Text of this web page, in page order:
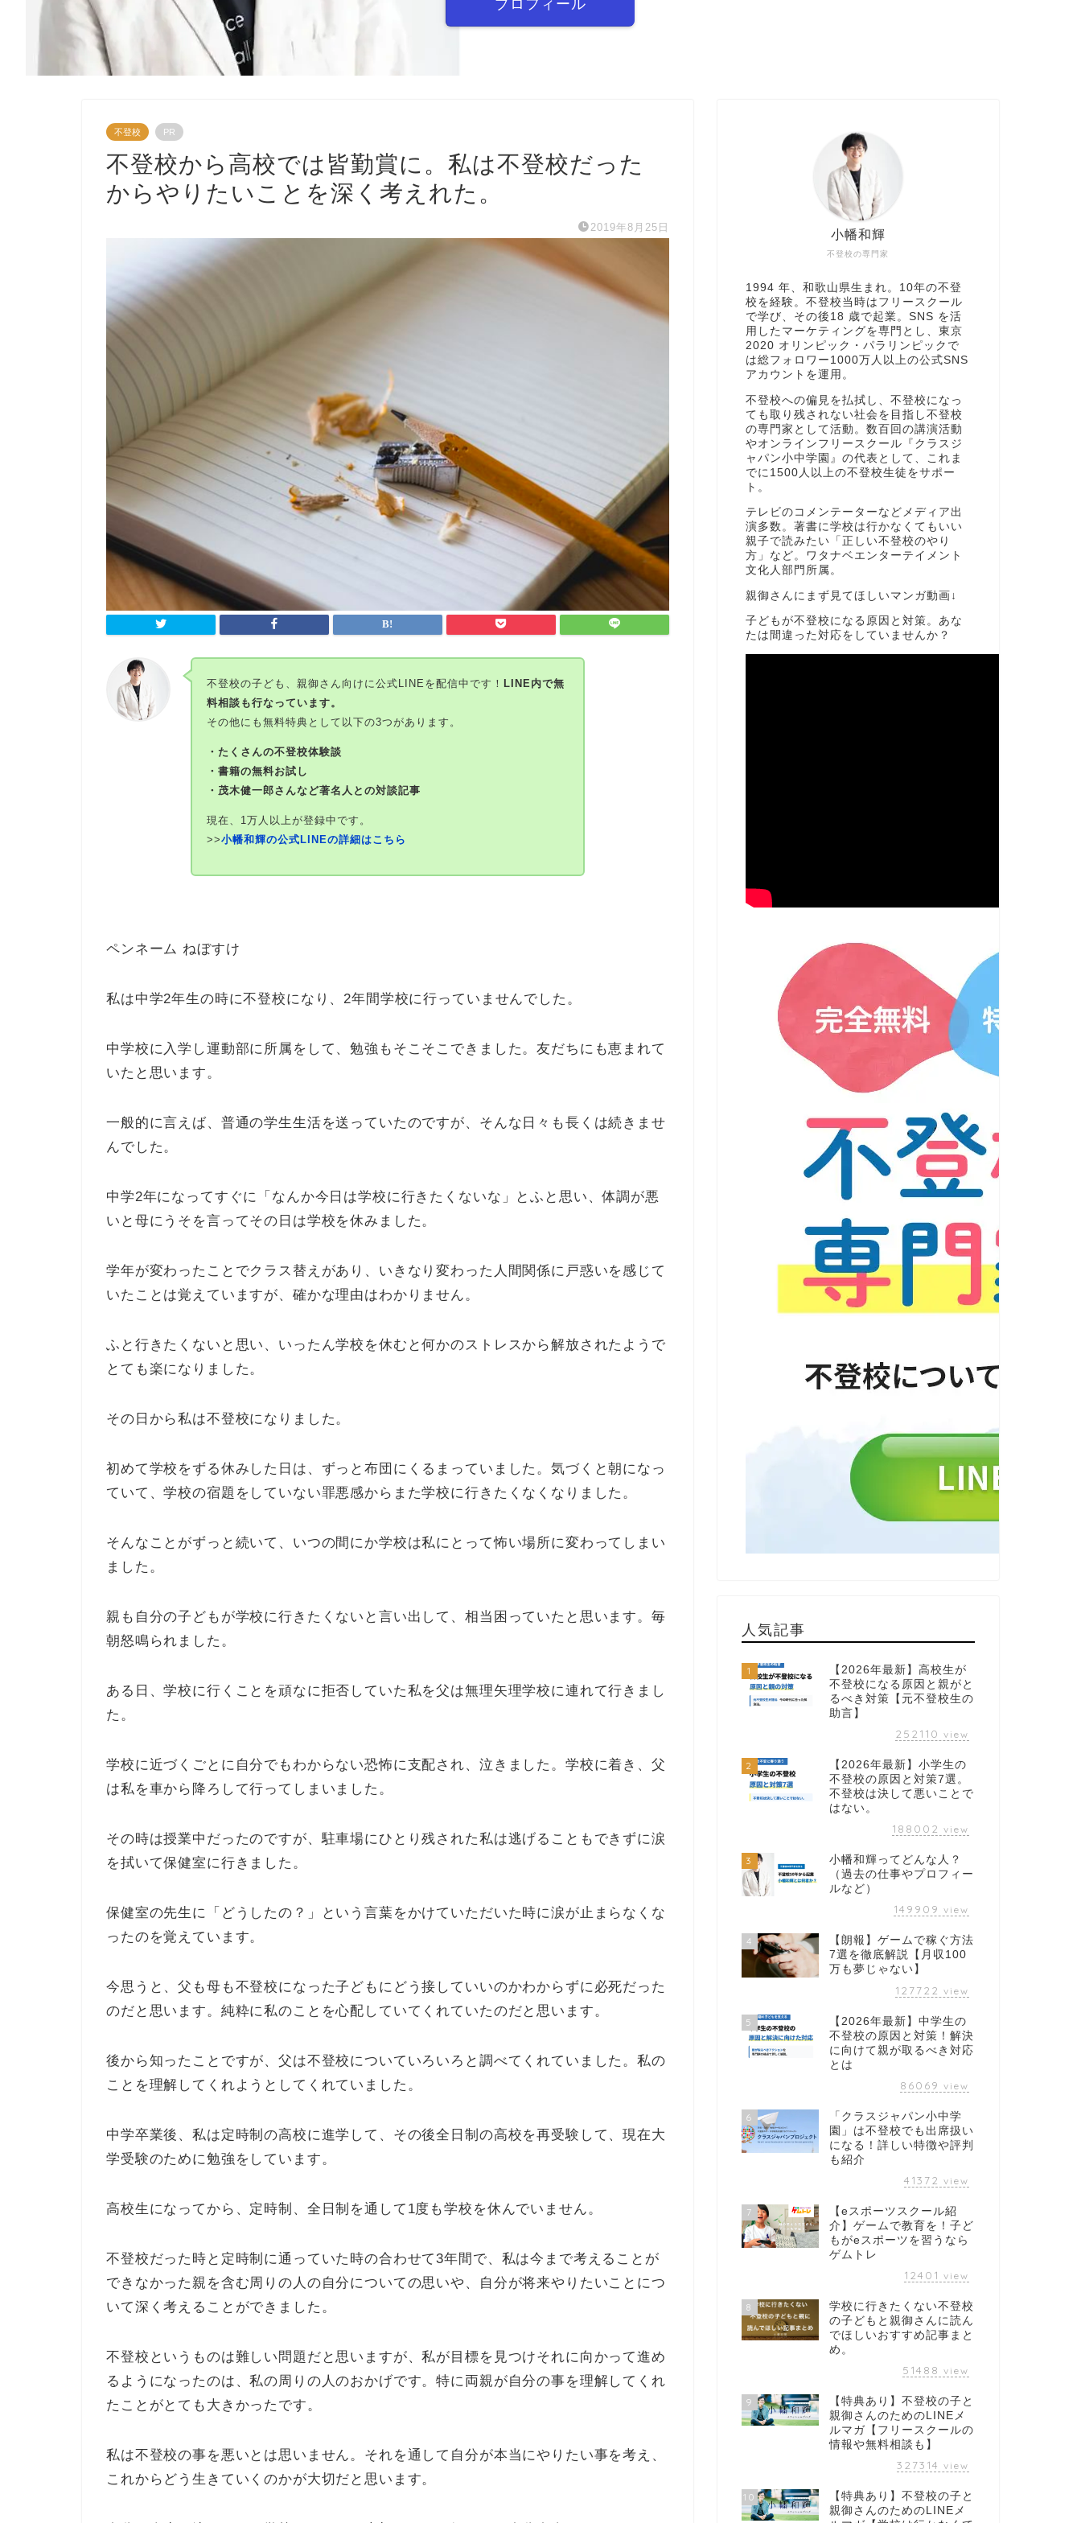
プロフィール
不登校 PR
不登校から高校では皆勤賞に。私は不登校だった
からやりたいことを深く考えれた。
2019年8月25日
不登校の子ども、親御さん向けに公式LINEを配信中です！LINE内で無
料相談も行なっています。
その他にも無料特典として以下の3つがあります。
・たくさんの不登校体験談
・書籍の無料お試し
・茂木健一郎さんなど著名人との対談記事
現在、1万人以上が登録中です。
>>小幡和輝の公式LINEの詳細はこちら
ペンネーム ねぼすけ
私は中学2年生の時に不登校になり、2年間学校に行っていませんでした。
中学校に入学し運動部に所属をして、勉強もそこそこできました。友だちにも恵まれて
いたと思います。
一般的に言えば、普通の学生生活を送っていたのですが、そんな日々も長くは続きませ
んでした。
中学2年になってすぐに「なんか今日は学校に行きたくないな」とふと思い、体調が悪
いと母にうそを言ってその日は学校を休みました。
学年が変わったことでクラス替えがあり、いきなり変わった人間関係に戸惑いを感じて
いたことは覚えていますが、確かな理由はわかりません。
ふと行きたくないと思い、いったん学校を休むと何かのストレスから解放されたようで
とても楽になりました。
その日から私は不登校になりました。
初めて学校をずる休みした日は、ずっと布団にくるまっていました。気づくと朝になっ
ていて、学校の宿題をしていない罪悪感からまた学校に行きたくなくなりました。
そんなことがずっと続いて、いつの間にか学校は私にとって怖い場所に変わってしまい
ました。
親も自分の子どもが学校に行きたくないと言い出して、相当困っていたと思います。毎
朝怒鳴られました。
ある日、学校に行くことを頑なに拒否していた私を父は無理矢理学校に連れて行きまし
た。
学校に近づくごとに自分でもわからない恐怖に支配され、泣きました。学校に着き、父
は私を車から降ろして行ってしまいました。
その時は授業中だったのですが、駐車場にひとり残された私は逃げることもできずに涙
を拭いて保健室に行きました。
保健室の先生に「どうしたの？」という言葉をかけていただいた時に涙が止まらなくな
ったのを覚えています。
今思うと、父も母も不登校になった子どもにどう接していいのかわからずに必死だった
のだと思います。純粋に私のことを心配していてくれていたのだと思います。
後から知ったことですが、父は不登校についていろいろと調べてくれていました。私の
ことを理解してくれようとしてくれていました。
中学卒業後、私は定時制の高校に進学して、その後全日制の高校を再受験して、現在大
学受験のために勉強をしています。
高校生になってから、定時制、全日制を通して1度も学校を休んでいません。
不登校だった時と定時制に通っていた時の合わせて3年間で、私は今まで考えることが
できなかった親を含む周りの人の自分についての思いや、自分が将来やりたいことにつ
いて深く考えることができました。
不登校というものは難しい問題だと思いますが、私が目標を見つけそれに向かって進め
るようになったのは、私の周りの人のおかげです。特に両親が自分の事を理解してくれ
たことがとても大きかったです。
私は不登校の事を悪いとは思いません。それを通して自分が本当にやりたい事を考え、
これからどう生きていくのかが大切だと思います。
不登校の専門家
小幡和輝
1994 年、和歌山県生まれ。10年の不登
校を経験。不登校当時はフリースクール
で学び、その後18 歳で起業。SNS を活
用したマーケティングを専門とし、東京
2020 オリンピック・パラリンピックで
は総フォロワー1000万人以上の公式SNS
アカウントを運用。
不登校への偏見を払拭し、不登校になっ
ても取り残されない社会を目指し不登校
の専門家として活動。数百回の講演活動
やオンラインフリースクール『クラスジ
ャパン小中学園』の代表として、これま
でに1500人以上の不登校生徒をサポー
ト。
テレビのコメンテーターなどメディア出
演多数。著書に学校は行かなくてもいい
親子で読みたい「正しい不登校のやり
方」など。ワタナベエンターテイメント
文化人部門所属。
親御さんにまず見てほしいマンガ動画↓
子どもが不登校になる原因と対策。あな
たは間違った対応をしていませんか？
人気記事
1
【2026年最新】高校生が
不登校になる原因と親がと
るべき対策【元不登校生の
助言】
252110 view
2
【2026年最新】小学生の
不登校の原因と対策7選。
不登校は決して悪いことで
はない。
188002 view
3
小幡和輝ってどんな人？
（過去の仕事やプロフィー
ルなど）
149909 view
4
【朗報】ゲームで稼ぐ方法
7選を徹底解説【月収100
万も夢じゃない】
127722 view
5
【2026年最新】中学生の
不登校の原因と対策！解決
に向けて親が取るべき対応
とは
86069 view
6
「クラスジャパン小中学
園」は不登校でも出席扱い
になる！詳しい特徴や評判
も紹介
41372 view
7
【eスポーツスクール紹
介】ゲームで教育を！子ど
もがeスポーツを習うなら
ゲムトレ
12401 view
8
学校に行きたくない不登校
の子どもと親御さんに読ん
でほしいおすすめ記事まと
め。
51488 view
9
【特典あり】不登校の子と
親御さんのためのLINEメ
ルマガ【フリースクールの
情報や無料相談も】
327314 view
10
【特典あり】不登校の子と
親御さんのためのLINEメ